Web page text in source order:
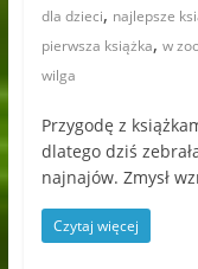
dla dzieci, najlepsze
pierwsza książka, w
wilga
Przygodę z
dlatego dziś
najnajów. Zmysł
Czytaj więcej